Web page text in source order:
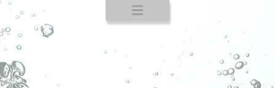
Startseite
Service